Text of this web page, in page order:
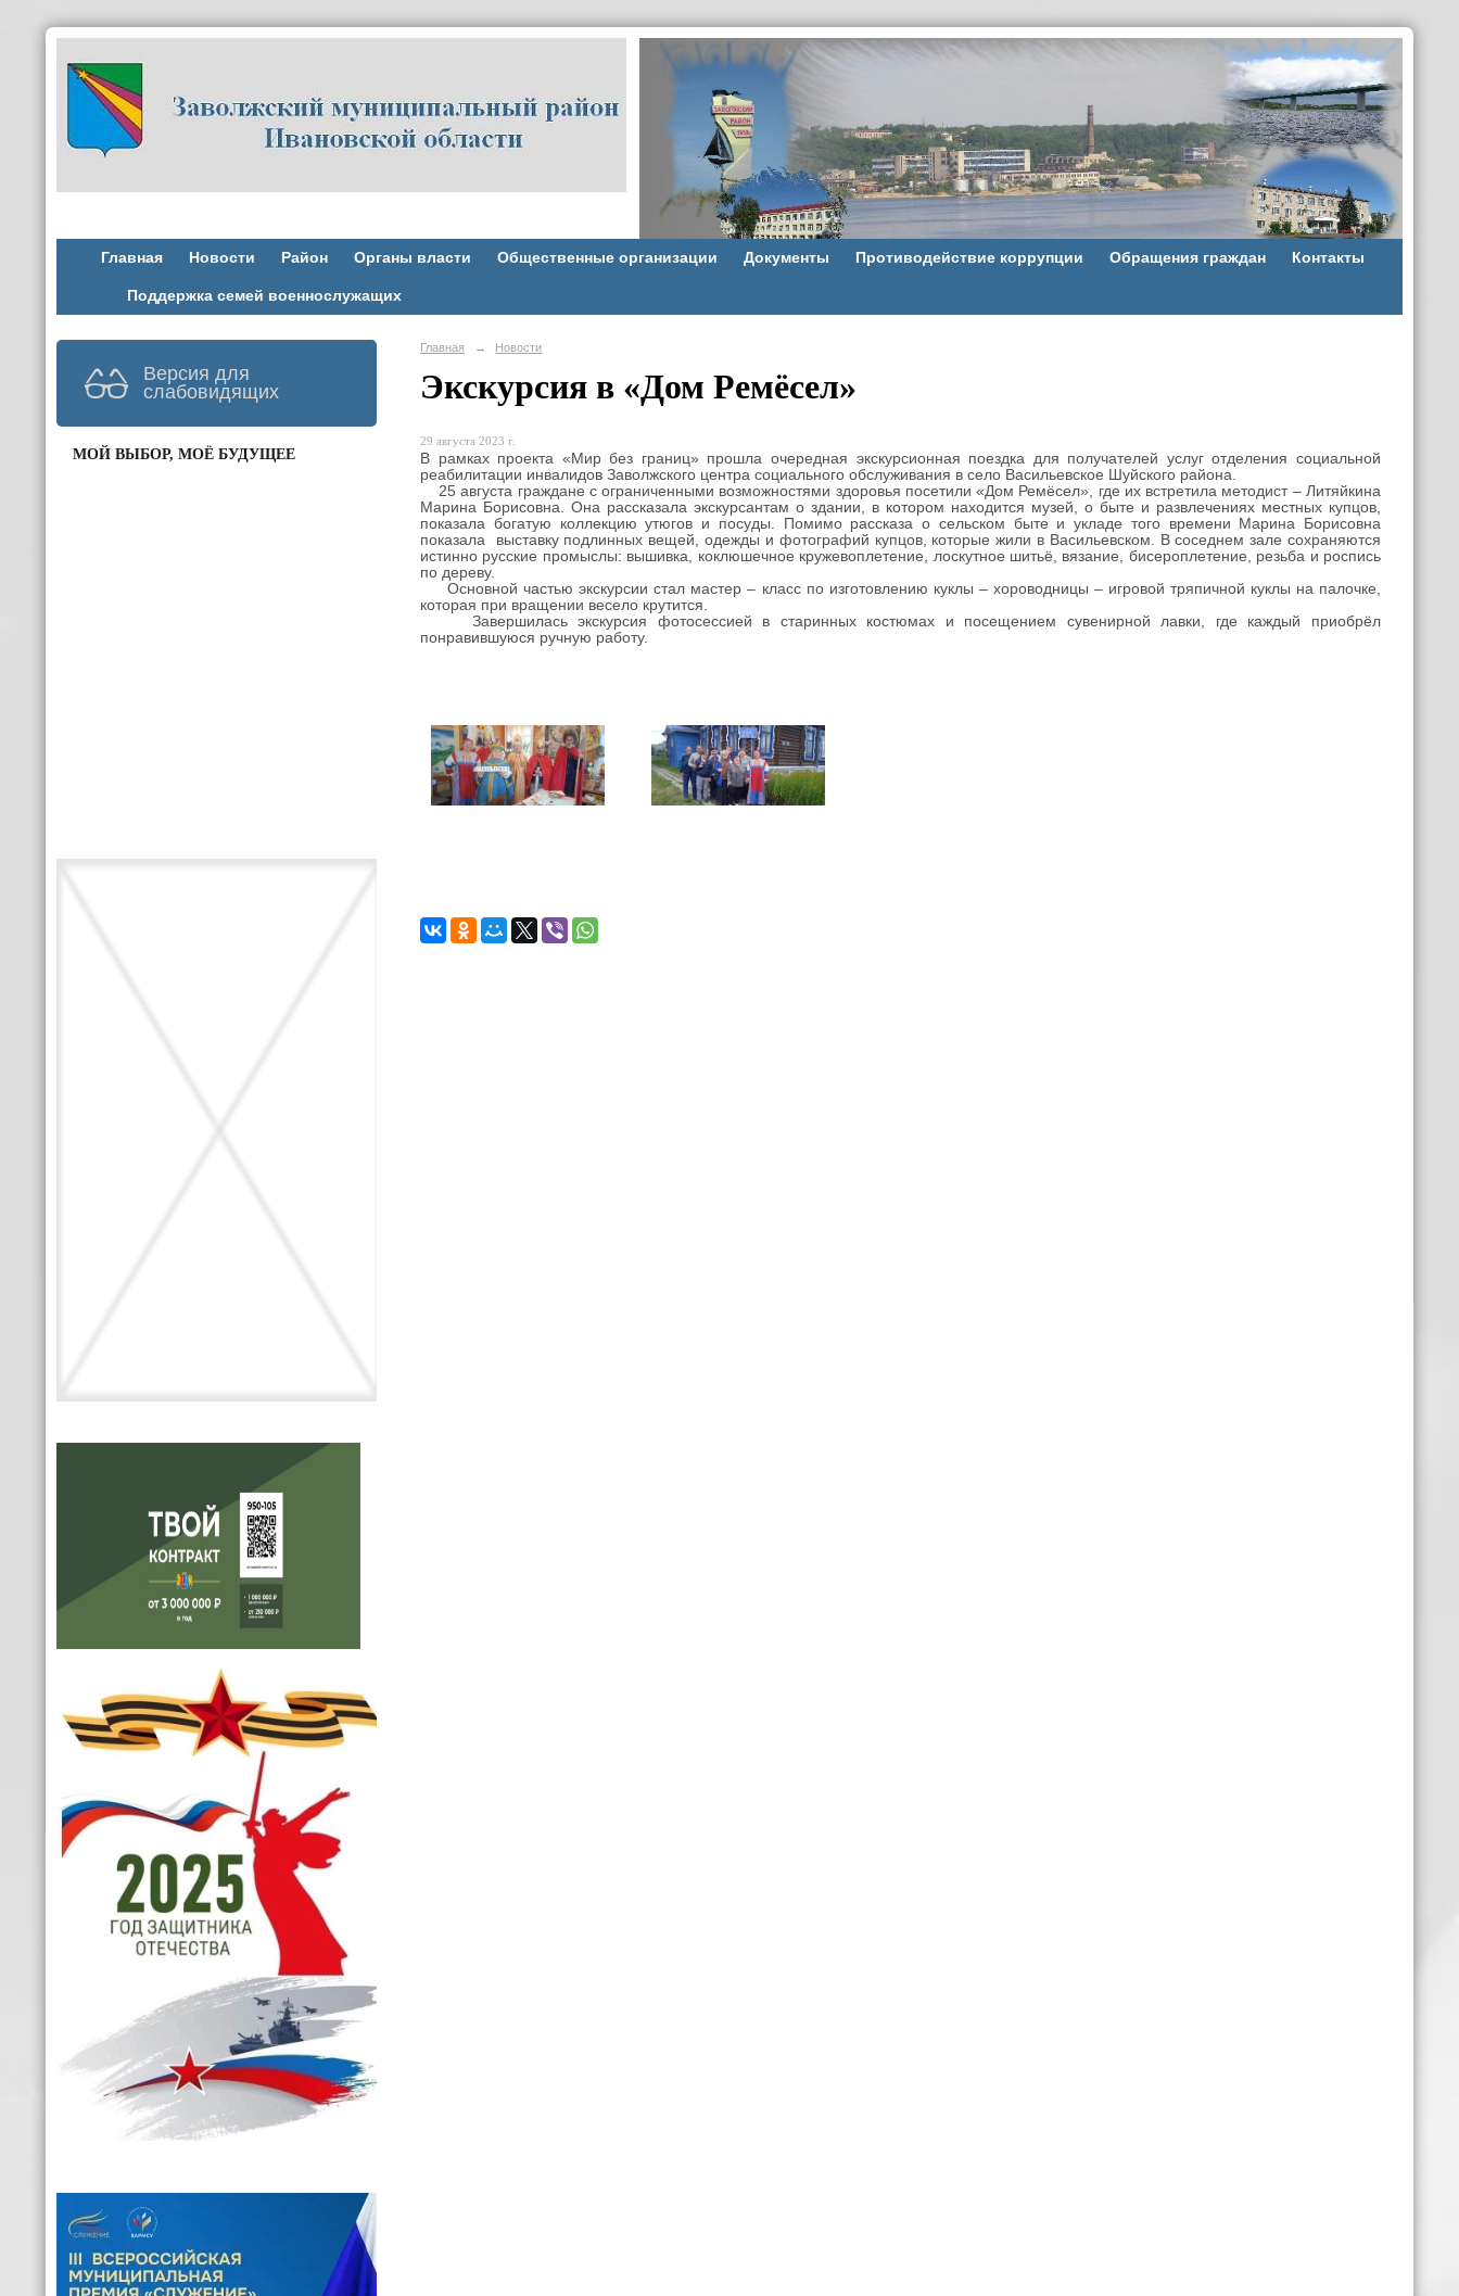
Главная Новости Район Органы власти Общественные организации Документы Противодействие коррупции Обращения граждан Контакты
Поддержка семей военнослужащих
Версия для
слабовидящих
МОЙ ВЫБОР, МОЁ БУДУЩЕЕ
Главная → Новости
Экскурсия в «Дом Ремёсел»
29 августа 2023 г.
В рамках проекта «Мир без границ» прошла очередная экскурсионная поездка для получателей услуг отделения социальной
реабилитации инвалидов Заволжского центра социального обслуживания в село Васильевское Шуйского района.
25 августа граждане с ограниченными возможностями здоровья посетили «Дом Ремёсел», где их встретила методист – Литяйкина
Марина Борисовна. Она рассказала экскурсантам о здании, в котором находится музей, о быте и развлечениях местных купцов,
показала богатую коллекцию утюгов и посуды. Помимо рассказа о сельском быте и укладе того времени Марина Борисовна
показала выставку подлинных вещей, одежды и фотографий купцов, которые жили в Васильевском. В соседнем зале сохраняются
истинно русские промыслы: вышивка, коклюшечное кружевоплетение, лоскутное шитьё, вязание, бисероплетение, резьба и роспись
по дереву.
Основной частью экскурсии стал мастер – класс по изготовлению куклы – хороводницы – игровой тряпичной куклы на палочке,
которая при вращении весело крутится.
Завершилась экскурсия фотосессией в старинных костюмах и посещением сувенирной лавки, где каждый приобрёл
понравившуюся ручную работу.